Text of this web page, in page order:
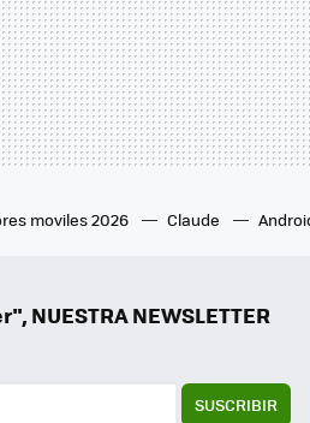
moviles 2026 Claude
NUESTRA NEWSLETTER
SUSCRIBIR